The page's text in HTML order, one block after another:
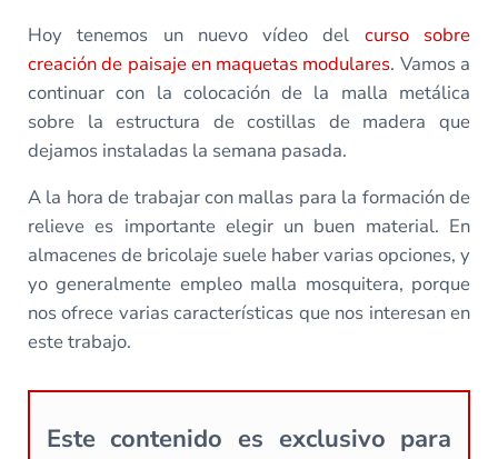
Hoy tenemos un nuevo vídeo del curso sobre
creación de paisaje en maquetas modulares. Vamos a
continuar con la colocación de la malla metálica
sobre la estructura de costillas de madera que
dejamos instaladas la semana pasada.
A la hora de trabajar con mallas para la formación de
relieve es importante elegir un buen material. En
almacenes de bricolaje suele haber varias opciones, y
yo generalmente empleo malla mosquitera, porque
nos ofrece varias características que nos interesan en
este trabajo.
Este contenido es exclusivo para